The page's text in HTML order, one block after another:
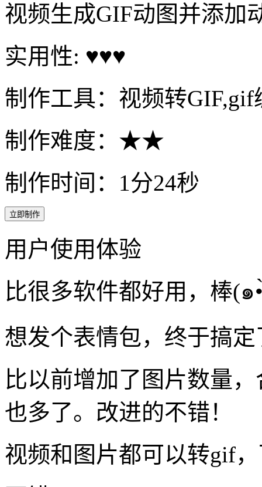
视频生成GIF动图并添加
实用性: ♥♥♥
制作工具：视频转GIF,gif
制作难度：★★
制作时间：1分24秒
立即制作
用户使用体验
想发个表情包，终于搞
比以前增加了图片数量
也多了。改进的不错！
视频和图片都可以转gif